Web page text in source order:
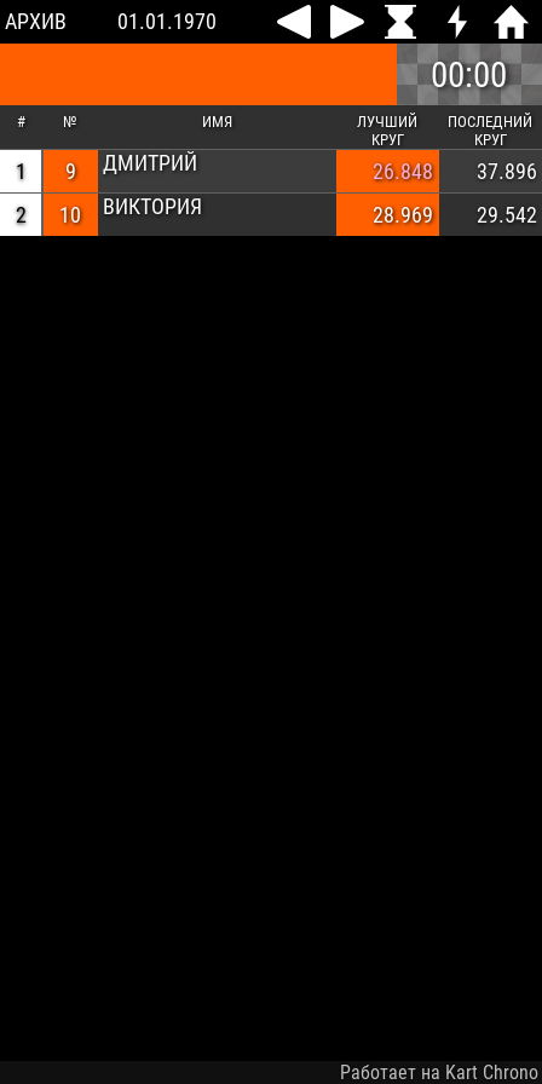
АРХИВ 01.01.1970
00:00
# № ИМЯ
ЛУЧШИЙ
КРУГ
ПОСЛЕДНИЙ
КРУГ
1 9 ДМИТРИЙ 26.848
37.896
2
10 ВИКТОРИЯ 28.969 29.542
Работает на Kart Chrono